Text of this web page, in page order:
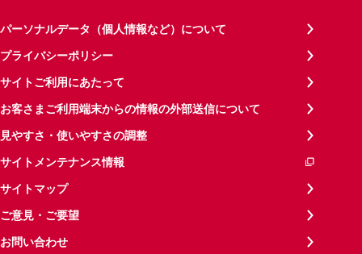
パーソナルデータ（個人情報など）について
プライバシーポリシー
サイトご利用にあたって
お客さまご利用端末からの情報の外部送信について
見やすさ・使いやすさの調整
サイトメンテナンス情報
サイトマップ
ご意見・ご要望
お問い合わせ